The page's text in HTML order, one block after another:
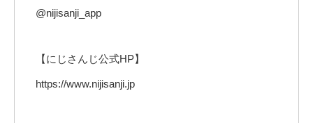
@nijisanji_app
【にじさんじ公式HP】
https://www.nijisanji.jp